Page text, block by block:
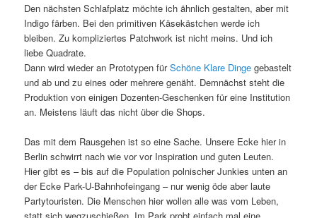
Den nächsten Schlafplatz möchte ich ähnlich gestalten, aber mit
Indigo färben. Bei den primitiven Käsekästchen werde ich
bleiben. Zu kompliziertes Patchwork ist nicht meins. Und ich
liebe Quadrate.
Dann wird wieder an Prototypen fürSchöne Klare Dinge gebastelt
und ab und zu eines oder mehrere genäht. Demnächst steht die
Produktion von einigen Dozenten-Geschenken für eine Institution
an. Meistens läuft das nicht über die Shops.
Das mit dem Rausgehen ist so eine Sache. Unsere Ecke hier in
Berlin schwirrt nach wie vor vor Inspiration und guten Leuten.
Hier gibt es – bis auf die Population polnischer Junkies unten an
der Ecke Park-U-Bahnhofeingang – nur wenig öde aber laute
Partytouristen. Die Menschen hier wollen alle was vom Leben,